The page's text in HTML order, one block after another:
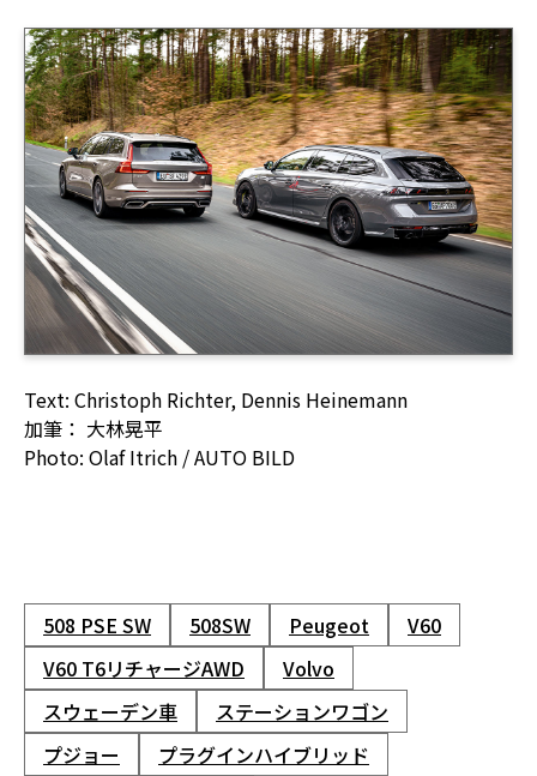
Text: Christoph Richter, Dennis Heinemann
加筆： 大林晃平
Photo: Olaf Itrich / AUTO BILD
508 PSE SW 508SW Peugeot
V60
V60 T6リチャージAWD
Volvo
スウェーデン車
ステーションワゴン
プジョー
プラグインハイブリッド